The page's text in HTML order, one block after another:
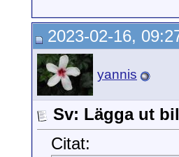
2023-02-16,
yannis
Sv: Lägga ut
Citat: